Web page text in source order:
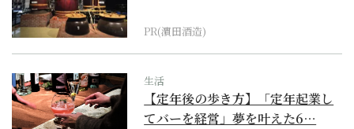
PR(濵田酒造)
生活
【定年後の歩き方】「定年起業し
てバーを経営」夢を叶えた6…